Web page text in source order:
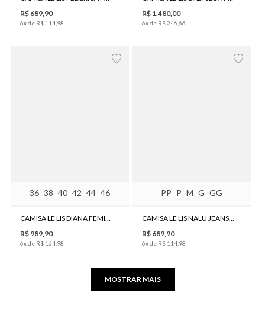
R$ 689 90
6x de R$ 114 98
R$ 1.480, 00
6x de R$246 66
36 38 40 42 44 46
CAMISA LE LIS DIANA FEMININA
R$ 989,90
6x de R$ 164 98
PP P M G GG
CAMISA LE LIS NALU JEANS FEMININA
R$ 689,90
6x de R$ 114 98
MOSTRAR MAIS